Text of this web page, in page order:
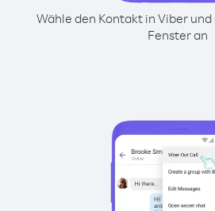
Wähle den Kontakt in Viber
Fenster an